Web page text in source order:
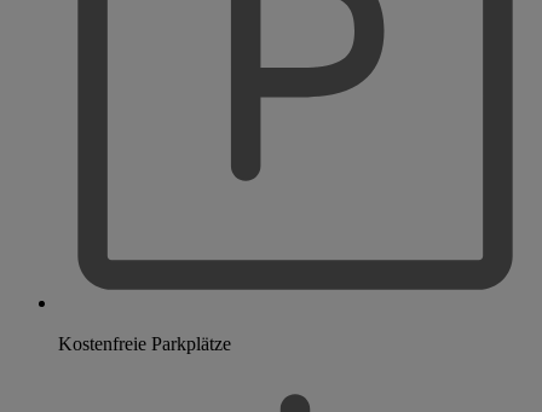
Kostenfreie Parkplätze